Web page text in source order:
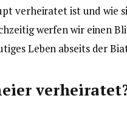
verheiratet ist und wie
werfen wir einen
Leben abseits der